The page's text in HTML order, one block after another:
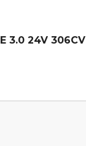
3.0 24V 306CV